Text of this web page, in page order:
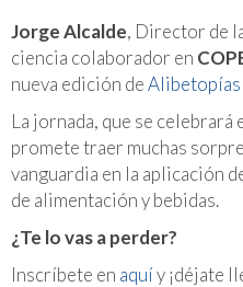
Jorge Alcalde, Director de
ciencia colaborador en
nueva edición de
La jornada, que se celebrará
promete traer muchas
vanguardia en la aplicación
de alimentación y bebidas.
¿Te lo vas a perder?
Inscríbete en aquíy ¡déjate